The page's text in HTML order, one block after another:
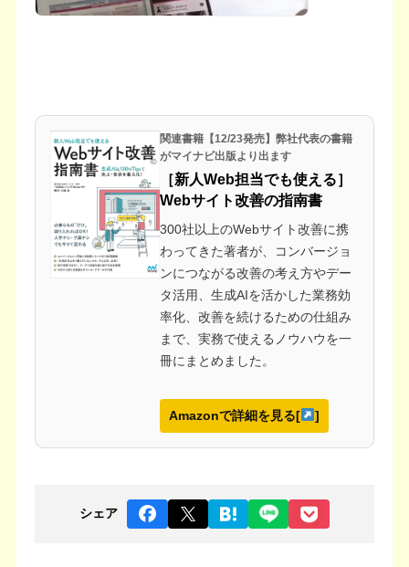
関連書籍【12/23発売】弊社代表の書籍
がマイナビ出版より出ます
［新人Web担当でも使える］
Webサイト改善の指南書
300社以上のWebサイト改善に携
わってきた著者が、コンバージョ
ンにつながる改善の考え方やデー
タ活用、生成AIを活かした業務効
率化、改善を続けるための仕組み
まで、実務で使えるノウハウを一
冊にまとめました。
Amazonで詳細を見る[ ]
シェア